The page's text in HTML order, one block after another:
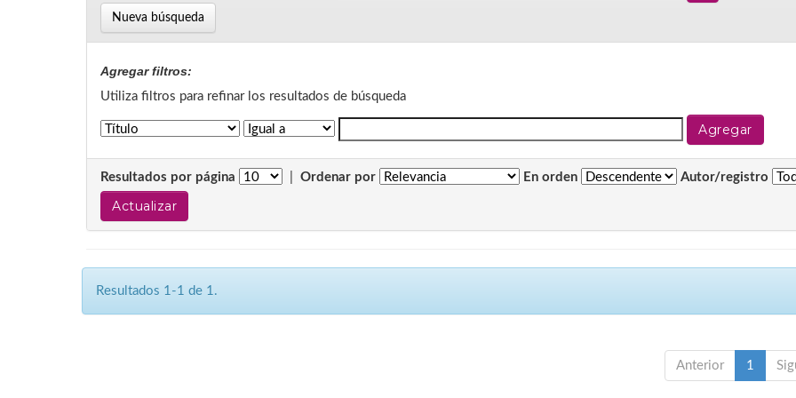
Nueva búsqueda
Agregar filtros:
Utiliza filtros para refinar los resultados de búsqueda
Resultados por página Ordenar por En orden Autor/registro
Resultados 1-1 de 1.
Anterior 1